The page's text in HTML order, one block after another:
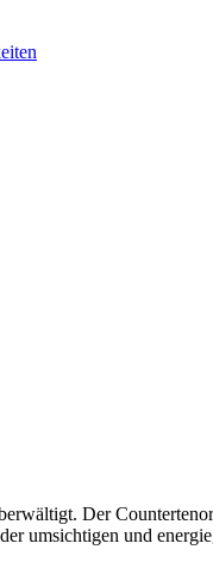
Der
umsichtigen und